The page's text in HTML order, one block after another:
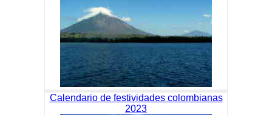
Calendario de festividades colombianas
2023